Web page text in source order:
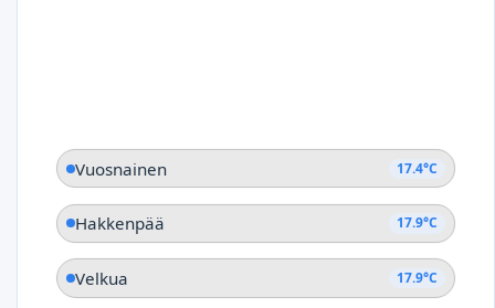
Vuosnainen 17.4°C
Hakkenpää 17.9°C
Velkua 17.9°C